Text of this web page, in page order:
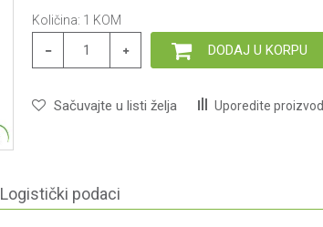
Količina: 1 KOM
DODAJ U KORPU
Sačuvajte u listi želja Uporedite proizvod
Logistički podaci